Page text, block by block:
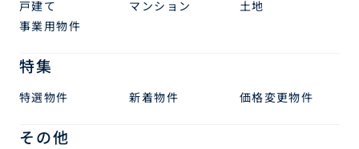
戸建て マンション
土地
事業用物件
特集
特選物件 新着物件 価格変更物件
その他